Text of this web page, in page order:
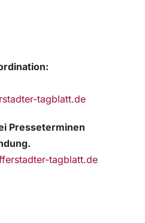
tagblatt.de
Presseterminen
tagblatt.de